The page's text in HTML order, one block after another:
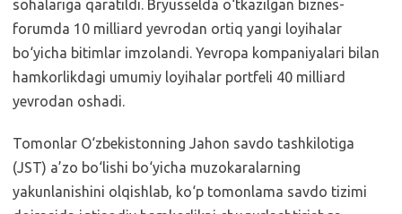
sohalariga qaratildi. Bryusselda o‘tkazilgan biznes-
forumda 10 milliard yevrodan ortiq yangi loyihalar
bo‘yicha bitimlar imzolandi. Yevropa kompaniyalari bilan
hamkorlikdagi umumiy loyihalar portfeli 40 milliard
yevrodan oshadi.
Tomonlar O‘zbekistonning Jahon savdo tashkilotiga
(JST) a’zo bo‘lishi bo‘yicha muzokaralarning
yakunlanishini olqishlab, ko‘p tomonlama savdo tizimi